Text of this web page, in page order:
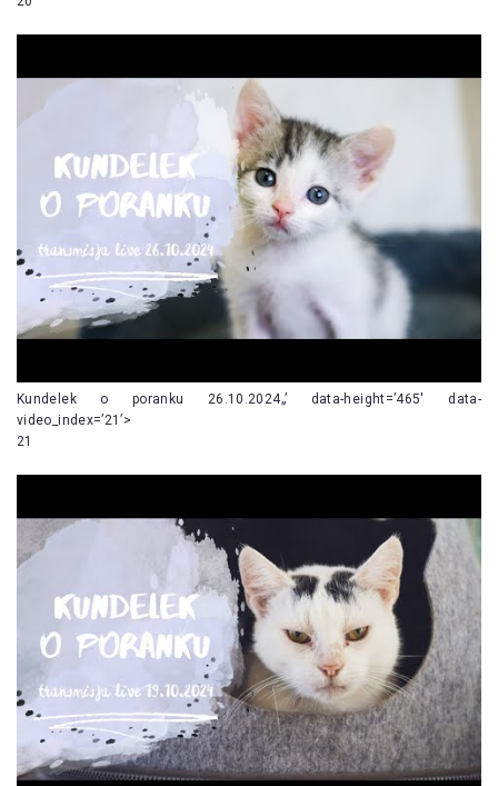
Kundelek o poranku 26.10.2024„’ data-height=’465′ data-
video_index=’21’>
21